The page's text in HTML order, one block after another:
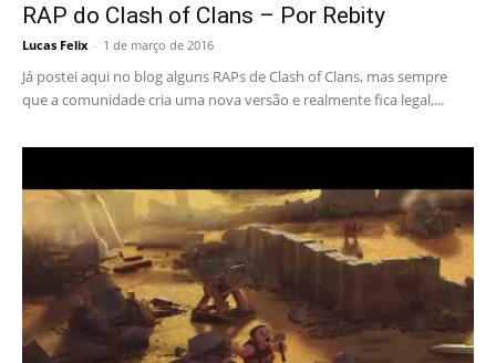
RAP do Clash of Clans – Por Rebity
Lucas Felix - 1 de março de 2016
Já postei aqui no blog alguns RAPs de Clash of Clans, mas sempre
que a comunidade cria uma nova versão e realmente fica legal,...